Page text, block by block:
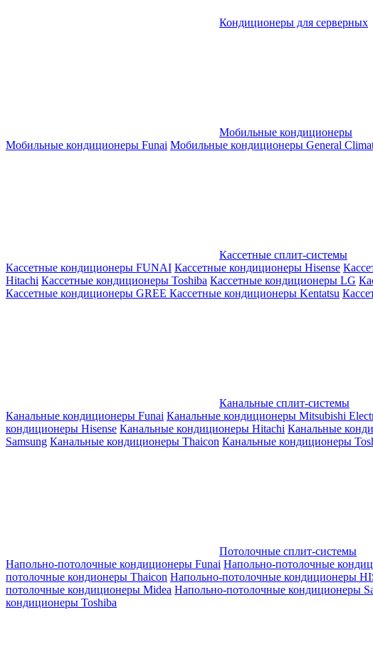
Кондиционеры для серверных
Мобильные кондиционеры
Мобильные кондиционеры Funai Мобильные кондиционеры General
Кассетные сплит-системы
Кассетные кондиционеры FUNAI Кассетные кондиционеры Hisense
Hitachi Кассетные кондиционеры Toshiba Кассетные кондиционеры LG
Кассетные кондиционеры GREE Кассетные кондиционеры Kentatsu
Канальные сплит-системы
Канальные кондиционеры Funai Канальные кондиционеры Mitsubishi
кондиционеры Hisense Канальные кондиционеры Hitachi Канальные
Samsung Канальные кондиционеры Thaicon Канальные кондиционеры
Потолочные сплит-системы
Напольно-потолочные кондиционеры Funai Напольно-потолочные
потолочные кондионеры Thaicon Напольно-потолочные кондиционеры
потолочные кондиционеры Midea Напольно-потолочные кондиционеры
кондиционеры Toshiba